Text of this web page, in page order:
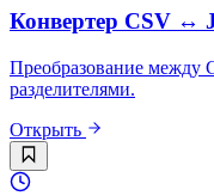
Конвертер CSV ↔
Преобразование между
разделителями.
Открыть